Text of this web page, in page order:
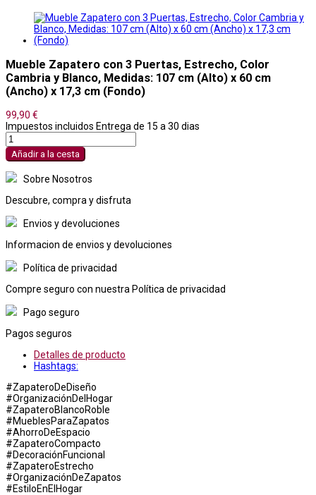
Mueble Zapatero con 3 Puertas, Estrecho, Color
Cambria y Blanco, Medidas: 107 cm (Alto) x 60 cm
(Ancho) x 17,3 cm (Fondo)
99,90 €
Impuestos incluidos Entrega de 15 a 30 dias
Añadir a la cesta
Sobre Nosotros
Descubre, compra y disfruta
Envios y devoluciones
Informacion de envios y devoluciones
Política de privacidad
Compre seguro con nuestra Política de privacidad
Pago seguro
Pagos seguros
Detalles de producto
Hashtags:
#ZapateroDeDiseño
#OrganizaciónDelHogar
#ZapateroBlancoRoble
#MueblesParaZapatos
#AhorroDeEspacio
#ZapateroCompacto
#DecoraciónFuncional
#ZapateroEstrecho
#OrganizaciónDeZapatos
#EstiloEnElHogar